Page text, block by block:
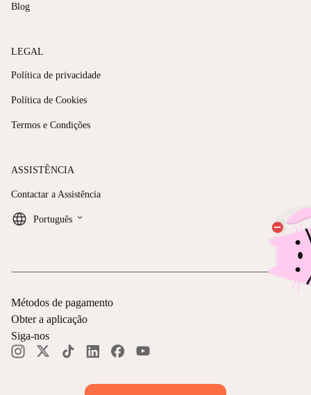
Blog
LEGAL
Política de privacidade
Política de Cookies
Termos e Condições
ASSISTÊNCIA
Contactar a Assistência
Português keyboard_arrow_down
Métodos de pagamento
Obter a aplicação
Siga-nos